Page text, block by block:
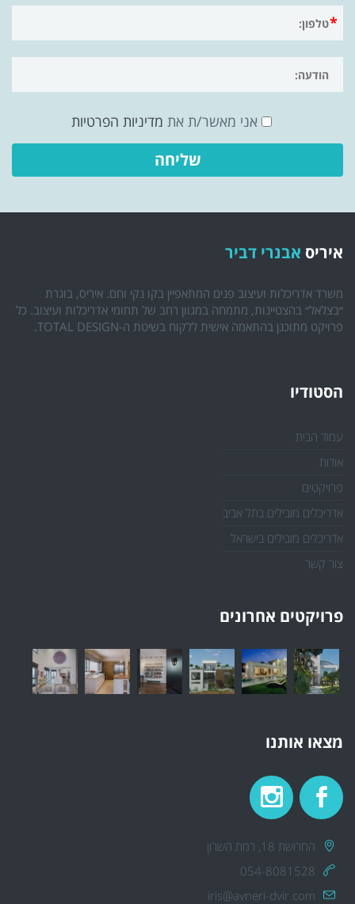
אני מאשר/ת את מדיניות הפרטיות
איריס אבנרי דביר
משרד אדריכלות ועיצוב פנים המתאפיין בקו נקי וחם. איריס, בוגרת
״בצלאל״ בהצטיינות, מתמחה במגוון רחב של תחומי אדריכלות ועיצוב. כל
פרויקט מתוכנן בהתאמה אישית ללקוח בשיטת ה-TOTAL DESIGN.
הסטודיו
עמוד הבית
אודות
פרויקטים
אדריכלים מובילים בתל אביב
אדריכלים מובילים בישראל
צור קשר
פרויקטים אחרונים
מצאו אותנו
החרושת 18, רמת השרון
054-8081528
iris@avneri-dvir.com